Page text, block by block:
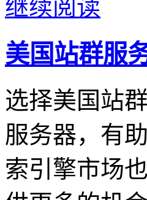
继续阅读
美国站群服
选择美国站
服务器，有
索引擎市场